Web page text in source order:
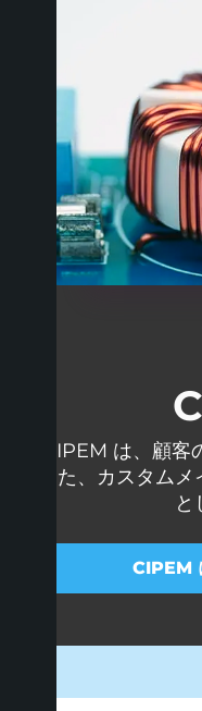
CIPEM は、顧
った、カスタム
と
CIPEM